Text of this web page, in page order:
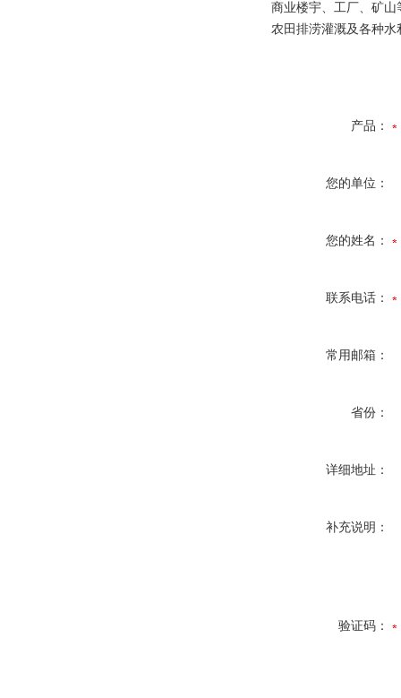
商业楼宇、工厂、矿
农田排涝灌溉及各种水
产品：
您的单位：
您的姓名：
联系电话：
常用邮箱：
省份：
详细地址：
补充说明：
验证码：